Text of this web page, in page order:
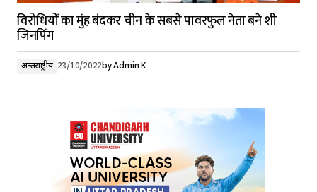
विरोधियों का मुंह बंदकर चीन के सबसे पावरफुल नेता बने शी
जिनपिंग
अन्तर्राष्ट्रीय 23/10/2022byAdmin K